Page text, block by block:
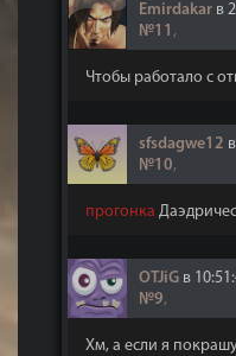
Emirdakar в
№11 ,
Чтобы работало с
sfsdagwe12
№10,
прогонка
OTJiG в
№9,
Хм, а если я